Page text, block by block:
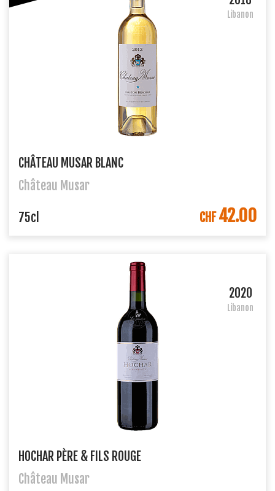
Libanon
CHÂTEAU MUSAR BLANC
Château Musar
IN DEN WARENKORB
75cl CHF42.00
2020
Libanon
HOCHAR PÈRE & FILS ROUGE
Château Musar